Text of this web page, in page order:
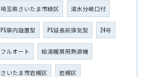
埼玉県さいたま市緑区 湯水分岐口付
PS扉内設置型 PS延長前排気型 24号
フルオート 給湯暖房用熱源機
さいたま市岩槻区 岩槻区